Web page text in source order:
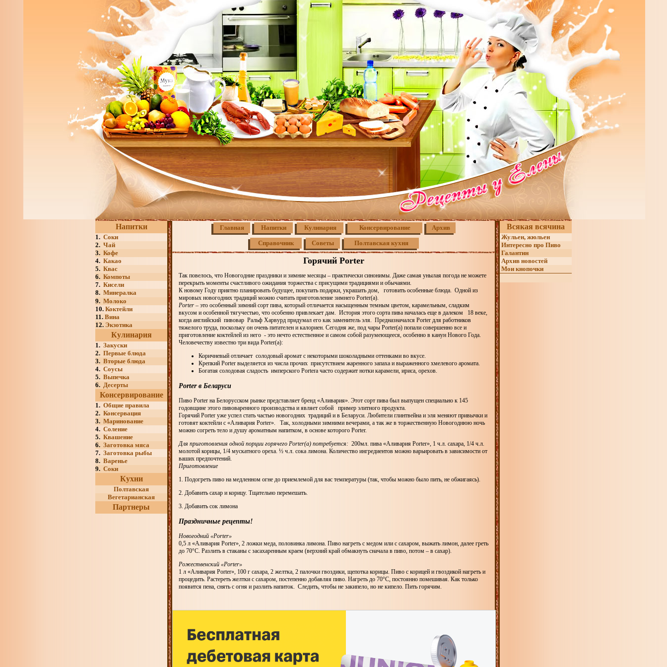
Напитки
1. Соки
2. Чай
3. Кофе
4. Какао
5. Квас
6. Компоты
7. Кисели
8. Минералка
9. Молоко
10. Коктейли
11. Вина
12. Экзотика
Кулинария
1. Закуски
2. Первые блюда
3. Вторые блюда
4. Соусы
5. Выпечка
6. Десерты
Консервирование
1. Общие правила
2. Консервация
3. Маринование
4. Соление
5. Квашение
6. Заготовка мяса
7. Заготовка рыбы
8. Варенье
9. Соки
Кухни
Полтавская
Вегетарианская
Партнеры
Главная Напитки Кулинария Консервирование Архив
Справочник Советы Полтавская кухня
Горячий Porter
Так повелось, что Новогодние праздники и зимние месяцы – практически синонимы. Даже самая унылая погода не можете
перекрыть моменты счастливого ожидания торжества с присущими традициями и обычаями.
К новому Году приятно планировать будущее, покупать подарки, украшать дом, готовить особенные блюда. Одной из
мировых новогодних традиций можно считать приготовление зимнего Porter(а).
Porter – это особенный зимний сорт пива, который отличается насыщенным темным цветом, карамельным, сладким
вкусом и особенной тягучестью, что особенно привлекает дам. История этого сорта пива началась еще в далеком 18 веке,
когда английский пивовар Ральф Харвурд придумал его как заменитель эля. Предназначался Porter для работников
тяжелого труда, поскольку он очень питателен и калориен. Сегодня же, под чары Porter(а) попали совершенно все и
приготовление коктейлей из него - это нечто естественное и самом собой разумеющееся, особенно в канун Нового Года.
Человечеству известно три вида Porter(а):
Коричневый отличает солодовый аромат с некоторыми шоколадными оттенками во вкусе.
Крепкий Porter выделяется из числа прочих присутствием жаренного запаха и выраженного хмелевого аромата.
Богатая солодовая сладость имперского Porterа часто содержит нотки карамели, ириса, орехов.
Porter в Беларуси
Пиво Porter на Белорусском рынке представляет бренд «Аливария». Этот сорт пива был выпущен специально к 145
годовщине этого пивоваренного производства и являет собой пример элитного продукта.
Горячий Porter уже успел стать частью новогодних традиций и в Беларуси. Любители глинтвейна и эля меняют привычки и
готовят коктейли с «Аливария Porter». Так, холодными зимними вечерами, а так же в торжественную Новогоднюю ночь
можно согреть тело и душу ароматным напитком, в основе которого Porter.
Для приготовления одной порции горячего Porter(а) потребуется: 200мл. пива «Аливария Porter», 1 ч.л. сахара, 1/4 ч.л.
молотой корицы, 1/4 мускатного ореха. ½ ч.л. сока лимона. Количество ингредиентов можно варьировать в зависимости от
ваших предпочтений.
Приготовление
1. Подогреть пиво на медленном огне до приемлемой для вас температуры (так, чтобы можно было пить, не обжигаясь).
2. Добавить сахар и корицу. Тщательно перемешать.
3. Добавить сок лимона
Праздничные рецепты!
Новогодний «Porter»
0,5 л «Аливария Porter», 2 ложки меда, половинка лимона. Пиво нагреть с медом или с сахаром, выжать лимон, далее греть
до 70°С. Разлить в стаканы с засахаренным краем (верхний край обмакнуть сначала в пиво, потом – в сахар).
Рожественский «Porter»
1 л «Аливария Porter», 100 г сахара, 2 желтка, 2 палочки гвоздики, щепотка корицы. Пиво с корицей и гвоздикой нагреть и
процедить. Растереть желтки с сахаром, постепенно добавляя пиво. Нагреть до 70°С, постоянно помешивая. Как только
появится пена, снять с огня и разлить напиток. Следить, чтобы не закипело, но не кипело. Пить горячим.
Всякая всячина
Жульен, жюльен
Интересно про Пиво
Галантин
Архив новостей
Мои кнопочки